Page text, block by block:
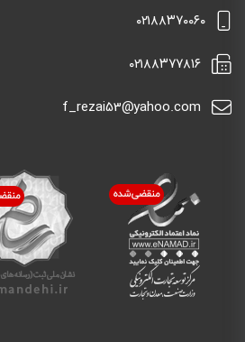
٠٢١٨٨٣٧٠٠٦٠
٠٢١٨٨٣٧٧٨١٦
f_rezai53@yahoo.com